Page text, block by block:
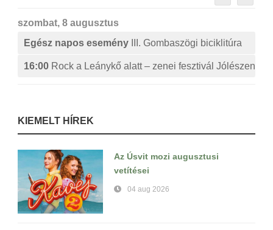
szombat, 8 augusztus
Egész napos esemény
III. Gombaszögi biciklitúra
16:00 Rock a Leánykő alatt – zenei fesztivál Jólészen
KIEMELT HÍREK
Az Úsvit mozi augusztusi
vetítései
04 aug 2026